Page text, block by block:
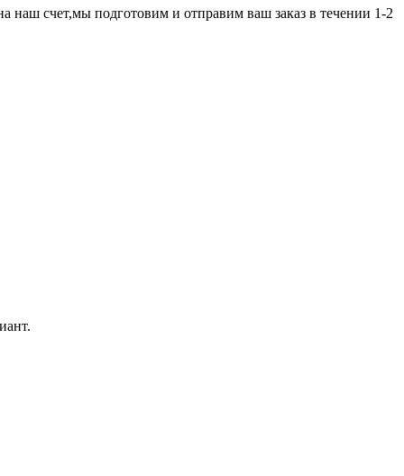
наш счет,мы подготовим и отправим ваш заказ в течении 1-2